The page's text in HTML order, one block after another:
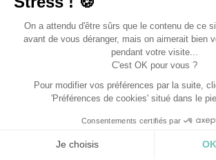
Uncategorized
Ma-bague-Antistress 2025